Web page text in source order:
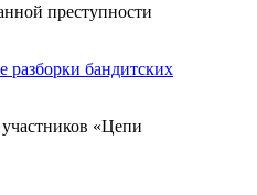
преступности
разборки бандитских
«Цепи